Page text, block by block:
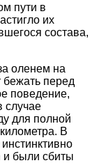
пути в
их
состава,
оленем на
бежать перед
поведение,
случае
для полной
В
и были сбиты